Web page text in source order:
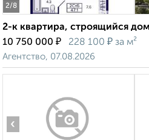
2/8
2-к квартира, строящийся
10 750 000 ₽ 228 100 ₽ за м²
Агентство, 07.08.2026
‹